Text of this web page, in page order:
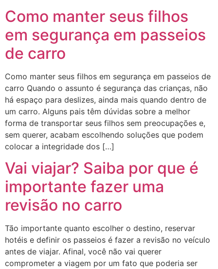
Como manter seus filhos
em segurança em passeios
de carro
Como manter seus filhos em segurança em passeios de
carro Quando o assunto é segurança das crianças, não
há espaço para deslizes, ainda mais quando dentro de
um carro. Alguns pais têm dúvidas sobre a melhor
forma de transportar seus filhos sem preocupações e,
sem querer, acabam escolhendo soluções que podem
colocar a integridade dos […]
Vai viajar? Saiba por que é
importante fazer uma
revisão no carro
Tão importante quanto escolher o destino, reservar
hotéis e definir os passeios é fazer a revisão no veículo
antes de viajar. Afinal, você não vai querer
comprometer a viagem por um fato que poderia ser